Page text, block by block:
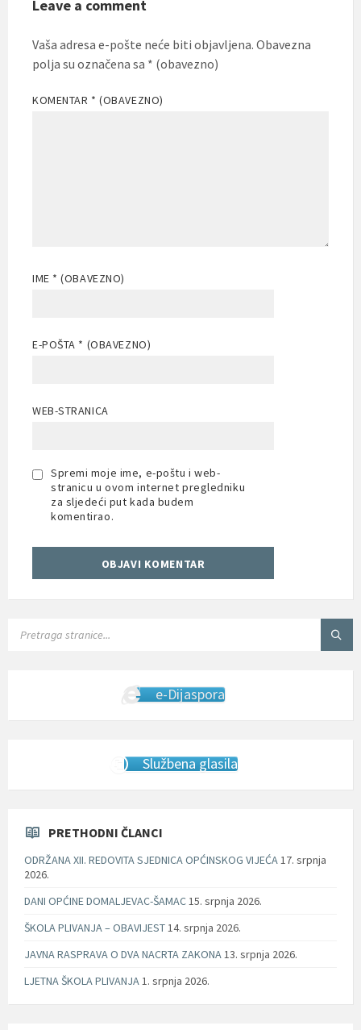
Leave a comment
Vaša adresa e-pošte neće biti objavljena. Obavezna
polja su označena sa * (obavezno)
KOMENTAR * (OBAVEZNO)
IME * (OBAVEZNO)
E-POŠTA * (OBAVEZNO)
WEB-STRANICA
Spremi moje ime, e-poštu i web-
stranicu u ovom internet pregledniku
za sljedeći put kada budem
komentirao.
e-Dijaspora
Službena glasila
PRETHODNI ČLANCI
ODRŽANA XII. REDOVITA SJEDNICA OPĆINSKOG VIJEĆA 17. srpnja
2026.
DANI OPĆINE DOMALJEVAC-ŠAMAC 15. srpnja 2026.
ŠKOLA PLIVANJA – OBAVIJEST 14. srpnja 2026.
JAVNA RASPRAVA O DVA NACRTA ZAKONA 13. srpnja 2026.
LJETNA ŠKOLA PLIVANJA 1. srpnja 2026.